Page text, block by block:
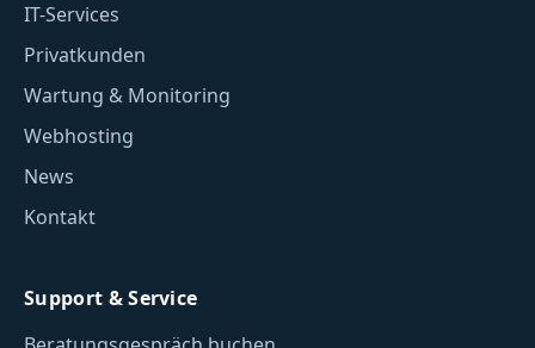
IT-Services
Privatkunden
Wartung & Monitoring
Webhosting
News
Kontakt
Support & Service